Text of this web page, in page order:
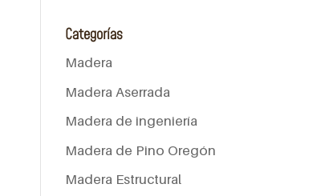
Categorías
Madera
Madera Aserrada
Madera de ingeniería
Madera de Pino Oregón
Madera Estructural